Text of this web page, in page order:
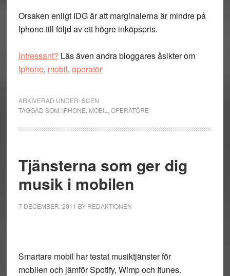
Orsaken enligt IDG är att marginalerna är mindre på
Iphone till följd av ett högre inköpspris.
Intressant? Läs även andra bloggares åsikter om
Iphone, mobil, operatör
ARKIVERAD UNDER:SCEN
TAGGAD SOM: IPHONE MOBIL OPERATÖRE
Tjänsterna som ger dig
musik i mobilen
7 DECEMBER, 2011 BY REDAKTIONEN
Smartare mobil har testat musiktjänster för
mobilen och jämför Spotify, Wimp och Itunes.